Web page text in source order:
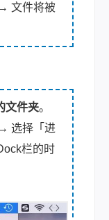
文件将被
文件夹。
选择「进
栏的时